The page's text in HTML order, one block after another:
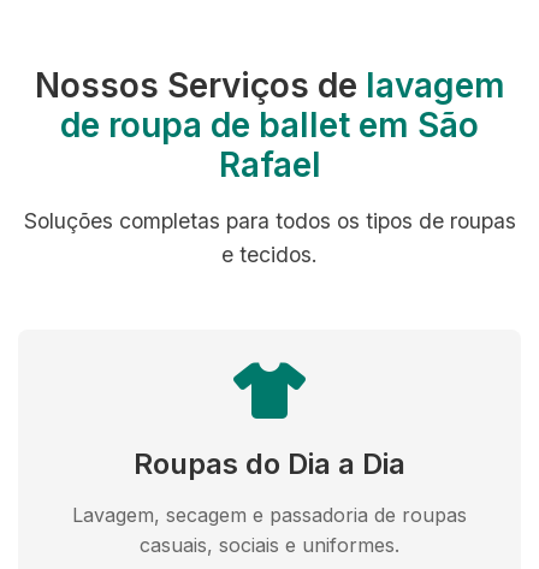
Nossos Serviços de lavagem
de roupa de ballet em São
Rafael
Soluções completas para todos os tipos de roupas
e tecidos.
Roupas do Dia a Dia
Lavagem, secagem e passadoria de roupas
casuais, sociais e uniformes.